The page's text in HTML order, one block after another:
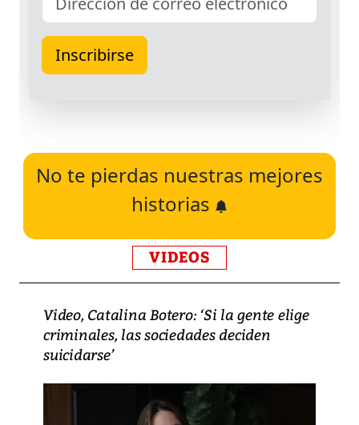
No te pierdas nuestras mejores
historias
VIDEOS
Video, Catalina Botero: ‘Si la gente elige
criminales, las sociedades deciden
suicidarse’